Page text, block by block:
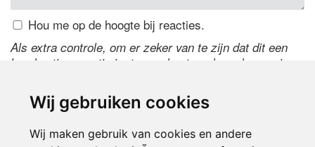
Wij gebruiken cookies
Wij maken gebruik van cookies en andere
Hou me op de hoogte bij reacties.
Als extra controle, om er zeker van te zijn dat dit een
handmatige reactie is, typ onderstaande code over in
de code te wijzigen.